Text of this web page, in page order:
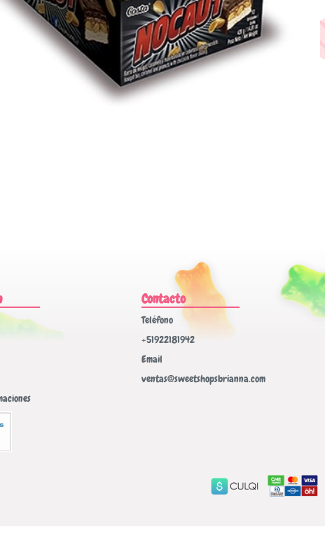
Contacto
Teléfono
+51922181942
Email
ventas@sweetshopsbrianna.com